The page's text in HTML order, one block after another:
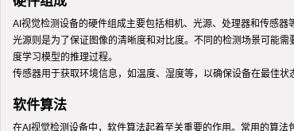
AI视觉检测设备的硬件组成主要包括相机、光源、处理器和传感器
光源则是为了保证图像的清晰度和对比度。不同的检测场景可能
度学习模型的推理过程。
传感器用于获取环境信息，如温度、湿度等，以确保设备在最佳
软件算法
在AI视觉检测设备中，软件算法起着至关重要的作用。常用的算